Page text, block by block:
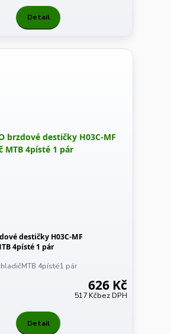
Detail
destičky H03C-MF
4písté 1 pár
4písté1 pár
626 Kč
517 Kčbez DPH
Detail